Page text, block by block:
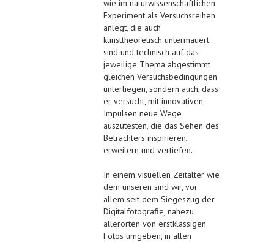
wie im naturwissenschaftlichen
Experiment als Versuchsreihen
anlegt, die auch
kunsttheoretisch untermauert
sind und technisch auf das
jeweilige Thema abgestimmt
gleichen Versuchsbedingungen
unterliegen, sondern auch, dass
er versucht, mit innovativen
Impulsen neue Wege
auszutesten, die das Sehen des
Betrachters inspirieren,
erweitern und vertiefen.
In einem visuellen Zeitalter wie
dem unseren sind wir, vor
allem seit dem Siegeszug der
Digitalfotografie, nahezu
allerorten von erstklassigen
Fotos umgeben, in allen